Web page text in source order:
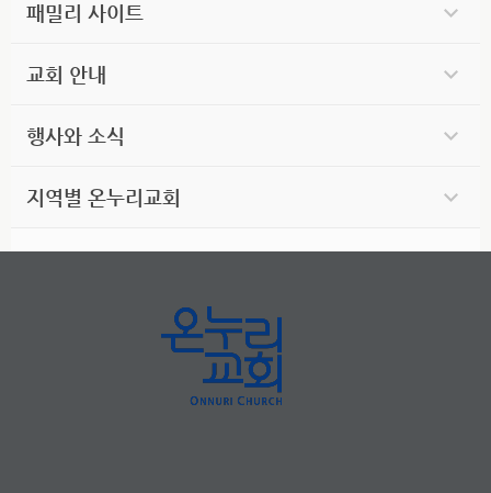
패밀리 사이트
교회 안내
행사와 소식
지역별 온누리교회